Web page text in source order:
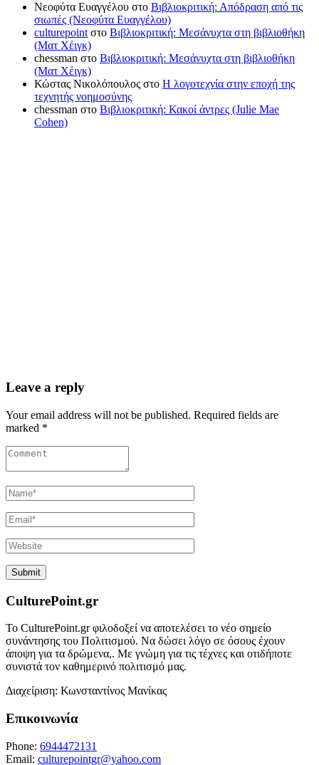
Νεοφύτα Ευαγγέλου στο Βιβλιοκριτική: Απόδραση από τις
σιωπές (Νεοφύτα Ευαγγέλου)
culturepointστο Βιβλιοκριτική: Μεσάνυχτα στη βιβλιοθήκη
(Ματ Χέιγκ)
chessman στο Βιβλιοκριτική: Μεσάνυχτα στη βιβλιοθήκη
(Ματ Χέιγκ)
Κώστας Νικολόπουλος στο Η λογοτεχνία στην εποχή της
τεχνητής νοημοσύνης
chessman στο Βιβλιοκριτική: Κακοί άντρες (Julie Mae
Cohen)
Leave a reply
Your email address will not be published. Required fields are
marked *
CulturePoint.gr
Το CulturePoint.gr φιλοδοξεί να αποτελέσει το νέο σημείο
συνάντησης του Πολιτισμού. Να δώσει λόγο σε όσους έχουν
άποψη για τα δρώμενα,. Με γνώμη για τις τέχνες και οτιδήποτε
συνιστά τον καθημερινό πολιτισμό μας.
Διαχείριση: Κωνσταντίνος Μανίκας
Επικοινωνία
Phone: 6944472131
Email: culturepointgr@yahoo.com